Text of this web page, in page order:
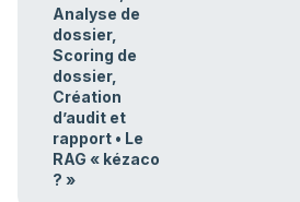
Analyse de
dossier,
Scoring de
dossier,
Création
d’audit et
rapport • Le
RAG « kézaco
? »